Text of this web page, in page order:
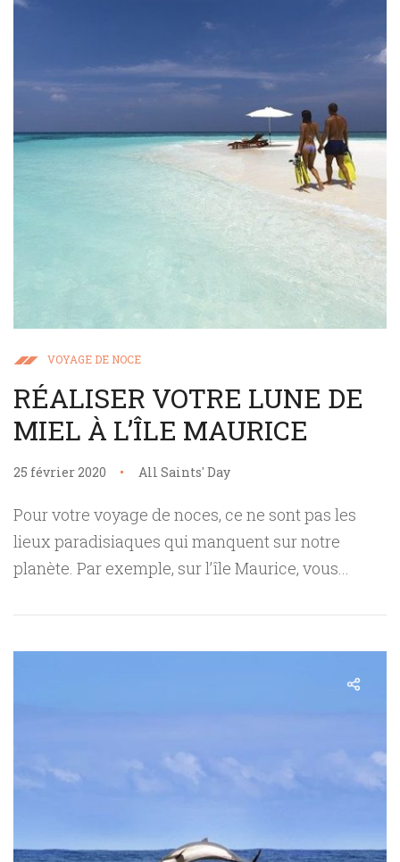
VOYAGE DE NOCE
RÉALISER VOTRE LUNE DE
MIEL À L’ÎLE MAURICE
25 février 2020 All Saints' Day
Pour votre voyage de noces, ce ne sont pas les
lieux paradisiaques qui manquent sur notre
planète. Par exemple, sur l’île Maurice, vous...